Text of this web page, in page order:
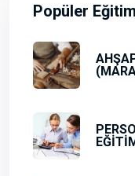
Popüler